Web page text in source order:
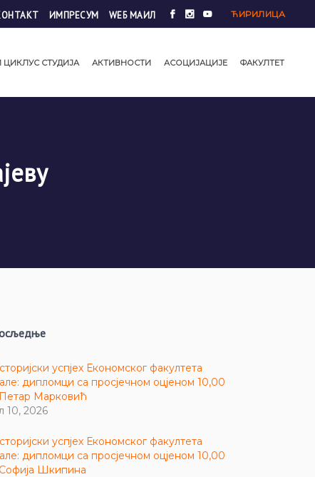
ИМПРЕСУМ WЕБ МАИЛ ЋИРИЛИЦА
ЦИКЛУС СТУДИЈА АКТИВНОСТИ АСОЦИЈАЦИЈЕ ФАКУЛТЕТ
успјех Економског факултета
дипломци са просјечном оцјеном 10,00
Марковић
10, 2026
успјех Економског факултета
дипломци са просјечном оцјеном 10,00
Шкипина